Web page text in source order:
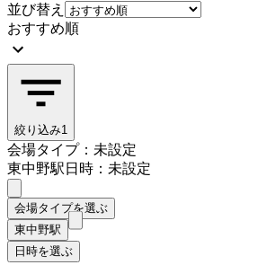
並び替え
おすすめ順
絞り込み1
会場タイプ：未設定
東中野駅日時：未設定
会場タイプを選ぶ
東中野駅
日時を選ぶ